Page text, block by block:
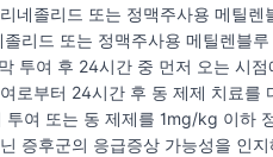
네졸리드 또는 정맥주사용 메틸
리드 또는 정맥주사용 메틸렌블
투여 후 24시간 중 먼저 오는 시
로부터 24시간 후 동 제제 치료를
여 또는 동 제제를 1mg/kg 이하
증후군의 응급증상 가능성을 인